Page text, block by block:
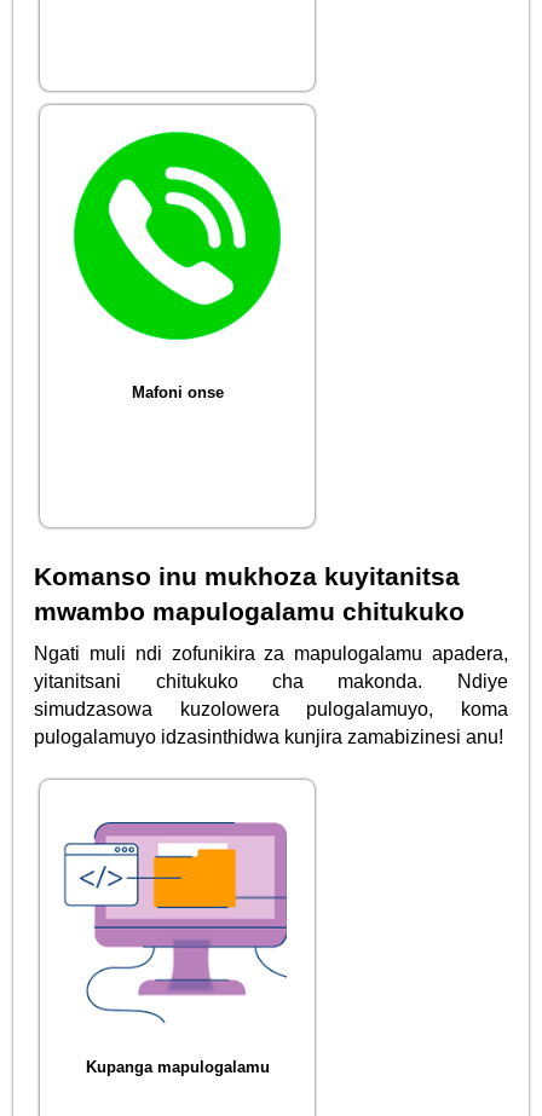
Mafoni onse
Komanso inu mukhoza kuyitanitsa
mwambo mapulogalamu chitukuko
Ngati muli ndi zofunikira za mapulogalamu apadera,
yitanitsani chitukuko cha makonda. Ndiye
simudzasowa kuzolowera pulogalamuyo, koma
pulogalamuyo idzasinthidwa kunjira zamabizinesi anu!
Kupanga mapulogalamu